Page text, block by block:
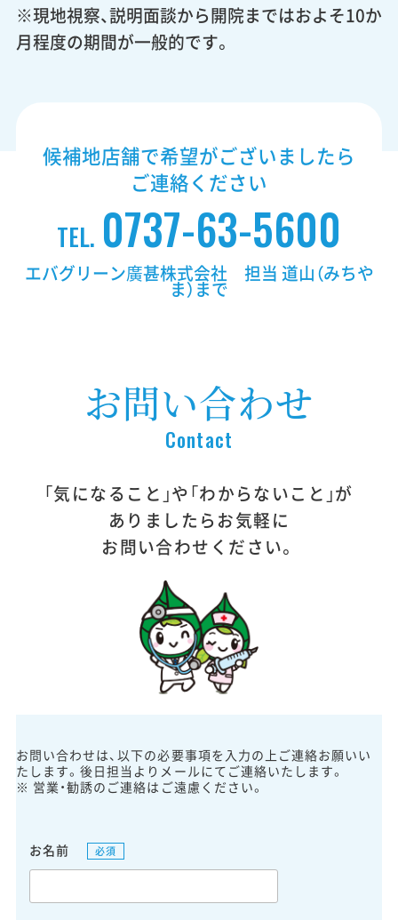
※現地視察、説明面談から開院まではおよそ10か
月程度の期間が一般的です。
候補地店舗で希望がございましたら
ご連絡ください
TEL. 0737-63-5600
エバグリーン廣甚株式会社 担当 道山（みちや
ま）まで
お問い合わせ
Contact
｢気になること｣や｢わからないこと｣が
ありましたらお気軽に
お問い合わせください。
お問い合わせは、以下の必要事項を入力の上ご連絡お願いい
たします。後日担当よりメールにてご連絡いたします。
※ 営業・勧誘のご連絡はご遠慮ください。
お名前 必須